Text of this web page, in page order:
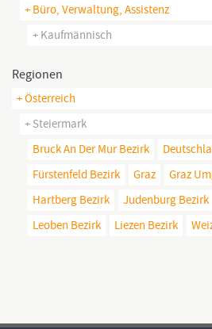
+ Büro, Verwaltung, Assistenz
+ Kaufmännisch
Regionen
+ Österreich
+ Steiermark
Bruck An Der Mur Bezirk
Fürstenfeld Bezirk
Graz
Graz
Hartberg Bezirk
Judenburg Bezirk
Leoben Bezirk
Liezen Bezirk